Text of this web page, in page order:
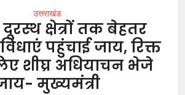
उत्तराखंड
क्षेत्रों तक बेहतर
पहुंचाई जाय, रिक्त
शीघ्र अधियाचन भेजे
मुख्यमंत्री